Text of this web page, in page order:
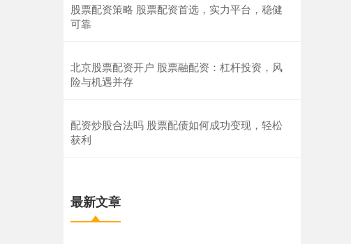
股票配资策略 股票配资首选，实力平台，稳健
可靠
北京股票配资开户 股票融配资：杠杆投资，风
险与机遇并存
配资炒股合法吗 股票配债如何成功变现，轻松
获利
最新文章